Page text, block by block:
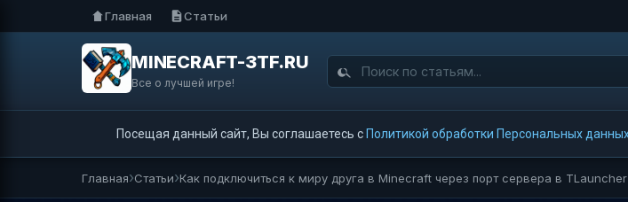
Главная Статьи
MINECRAFT-3TF.RU
Все о лучшей игре!
Посещая данный сайт, Вы соглашаетесь с Политикой обработки Персональных
Главная Статьи Как подключиться к миру друга в Minecraft через порт сервера в TLauncher